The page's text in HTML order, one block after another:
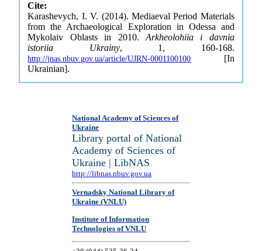
Cite:
Karashevych, I. V. (2014). Mediaeval Period Materials
from the Archaeological Exploration in Odessa and
Mykolaiv Oblasts in 2010. Arkheolohiia i davnia
istoriia Ukrainy, 1, 160-168.
http://jnas.nbuv.gov.ua/article/UJRN-0001100100 [In
Ukrainian].
National Academy of Sciences of
Ukraine
Library portal of National
Academy of Sciences of
Ukraine | LibNAS
http://libnas.nbuv.gov.ua
Vernadsky National Library of
Ukraine (VNLU)
Institute of Information
Technologies of VNLU